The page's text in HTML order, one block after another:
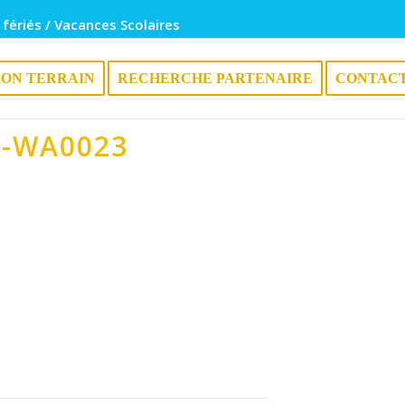
/ Vacances Scolaires
TERRAIN RECHERCHE PARTENAIRE
WA0023